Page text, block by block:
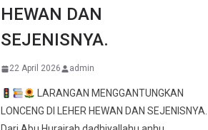
HEWAN DAN
SEJENISNYA.
22 April 2026 admin
LARANGAN MENGGANTUNGKAN
LONCENG DI LEHER HEWAN DAN SEJENISNYA.